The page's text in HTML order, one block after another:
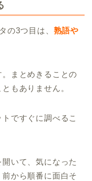
の3つ目は、 熟語や
まとめきることの
もありません。
ですぐに調べるこ
いて、気になった
から順番に面白そ